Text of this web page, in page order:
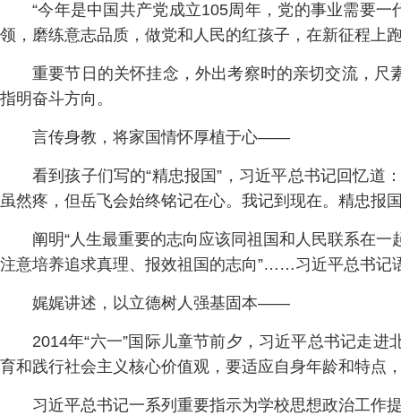
“今年是中国共产党成立105周年，党的事业需要
领，磨练意志品质，做党和人民的红孩子，在新征程上
重要节日的关怀挂念，外出考察时的亲切交流，
指明奋斗方向。
言传身教，将家国情怀厚植于心——
看到孩子们写的“精忠报国”，习近平总书记回忆道
虽然疼，但岳飞会始终铭记在心。我记到现在。精忠报
阐明“人生最重要的志向应该同祖国和人民联系在
注意培养追求真理、报效祖国的志向”……习近平总书记
娓娓讲述，以立德树人强基固本——
2014年“六一”国际儿童节前夕，习近平总书记走
育和践行社会主义核心价值观，要适应自身年龄和特点
习近平总书记一系列重要指示为学校思想政治工作